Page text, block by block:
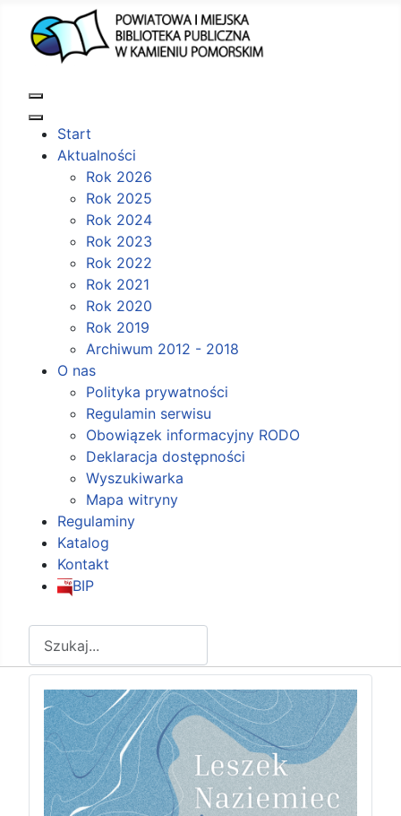
Start
Aktualności
Rok 2026
Rok 2025
Rok 2024
Rok 2023
Rok 2022
Rok 2021
Rok 2020
Rok 2019
Archiwum 2012 - 2018
O nas
Polityka prywatności
Regulamin serwisu
Obowiązek informacyjny RODO
Deklaracja dostępności
Wyszukiwarka
Mapa witryny
Regulaminy
Katalog
Kontakt
BIP